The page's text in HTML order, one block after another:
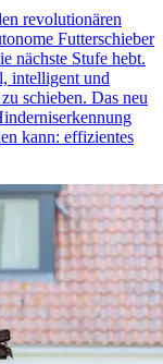
revolutionären
Futterschieber
nächste Stufe hebt.
intelligent und
schieben. Das neu
kann: effizientes